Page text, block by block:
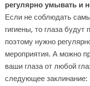
регулярно умывать и
Если не соблюдать
гигиены, то глаза
поэтому нужно
мероприятия. А можно
ваши глаза от любой
следующее заклинание: